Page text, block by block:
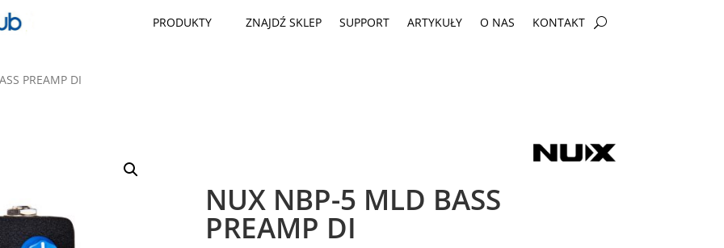
PRODUKTY ZNAJDŹ SKLEP SUPPORT ARTYKUŁY O NAS KONTAKT
PREAMP DI
NUX NBP-5 MLD BASS
PREAMP DI